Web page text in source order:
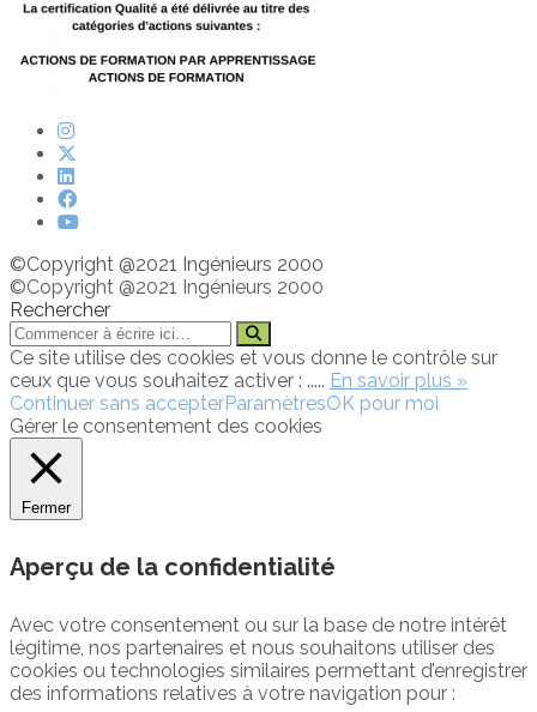
©Copyright @2021 Ingénieurs 2000
©Copyright @2021 Ingénieurs 2000
Rechercher
Ce site utilise des cookies et vous donne le contrôle sur
ceux que vous souhaitez activer : ..... En savoir plus »
Continuer sans accepterParamètresOK pour moi
Gérer le consentement des cookies
Fermer
Aperçu de la confidentialité
Avec votre consentement ou sur la base de notre intérêt
légitime, nos partenaires et nous souhaitons utiliser des
cookies ou technologies similaires permettant d’enregistrer
des informations relatives à votre navigation pour :